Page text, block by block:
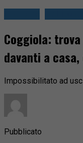
Coggiola:
davanti a
Impossibilitato ad
Pubblicato